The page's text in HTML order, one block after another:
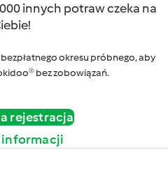
innych potraw czeka na
okresu próbnego, aby
bez zobowiązań.
rejestracja
informacji